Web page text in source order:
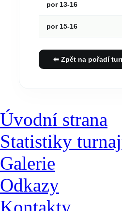
por 13-16
por 15-16
⬅ Zpět na pořadí
Úvodní strana
Statistiky
Galerie
Odkazy